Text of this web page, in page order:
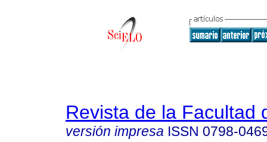
Revista de la Facultad
versión impresa ISSN 0798-